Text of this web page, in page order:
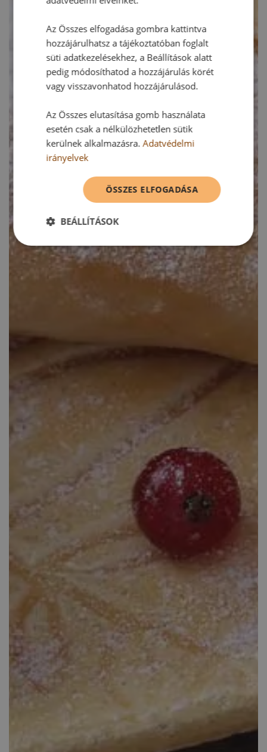
Az Összes elfogadása gombra kattintva
hozzájárulhatsz a tájékoztatóban foglalt
süti adatkezelésekhez, a Beállítások alatt
pedig módosíthatod a hozzájárulás körét
vagy visszavonhatod hozzájárulásod.
Az Összes elutasítása gomb használata
esetén csak a nélkülözhetetlen sütik
kerülnek alkalmazásra.Adatvédelmi
irányelvek
ÖSSZES ELFOGADÁSA
BEÁLLÍTÁSOK